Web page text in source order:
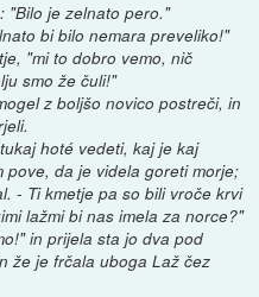
"Bilo je zelnato pero."
bi bilo nemara preveliko!"
"mi to dobro vemo, nič
smo že čuli!"
z boljšo novico postreči, in
hoté vedeti, kaj je kaj
pove, da je videla goreti morje;
- Ti kmetje pa so bili vroče krvi
lažmi bi nas imela za norce?"
in prijela sta jo dva pod
že je frčala uboga Laž čez